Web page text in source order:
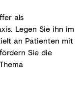
als
Legen Sie ihn im
an Patienten mit
Sie die